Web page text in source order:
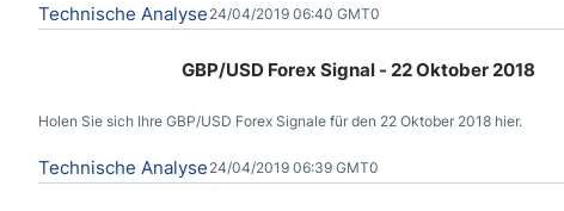
Technische Analyse 24/04/2019 06:40 GMT0
GBP/USD Forex Signal - 22 Oktober 2018
Holen Sie sich Ihre GBP/USD Forex Signale für den 22 Oktober 2018 hier.
Technische Analyse 24/04/2019 06:39 GMT0